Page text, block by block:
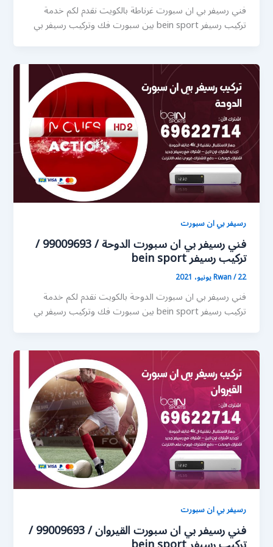
فني رسيفر بي ان سبورت غرناطة بالكويت نقدم لكم خدمة
تركيب رسيفر bein sport بين سبورت فك وتركيب رسيفر بي
رسيفر بي ان سبورت
فني رسيفر بي ان سبورت الدوحة / 99009693 /
تركيب رسيفر bein sport
Rwan/22 يونيو، 2021
فني رسيفر بي ان سبورت الدوحة بالكويت نقدم لكم خدمة
تركيب رسيفر bein sport بين سبورت فك وتركيب رسيفر بي
رسيفر بي ان سبورت
فني رسيفر بي ان سبورت القيروان / 99009693 /